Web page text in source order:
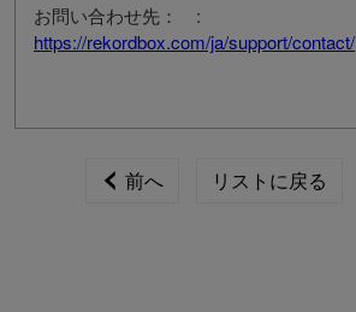
お問い合わせ先： :
https://rekordbox.com/ja/support/contact/
前へ リストに戻る